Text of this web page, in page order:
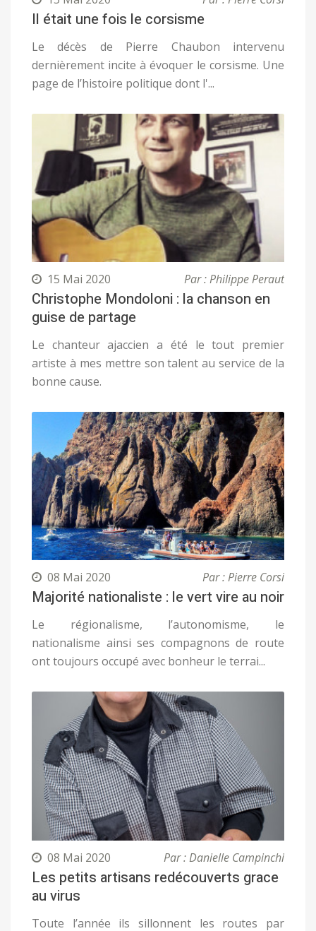
Il était une fois le corsisme
Le décès de Pierre Chaubon intervenu
dernièrement incite à évoquer le corsisme. Une
page de l’histoire politique dont l'...
15 Mai 2020 Par : Philippe Peraut
Christophe Mondoloni : la chanson en
guise de partage
Le chanteur ajaccien a été le tout premier
artiste à mes mettre son talent au service de la
bonne cause.
08 Mai 2020 Par : Pierre Corsi
Majorité nationaliste : le vert vire au noir
Le régionalisme, l’autonomisme, le
nationalisme ainsi ses compagnons de route
ont toujours occupé avec bonheur le terrai...
08 Mai 2020 Par : Danielle Campinchi
Les petits artisans redécouverts grace
au virus
Toute l’année ils sillonnent les routes par